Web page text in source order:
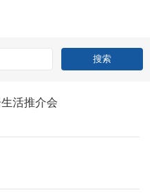
活推介会